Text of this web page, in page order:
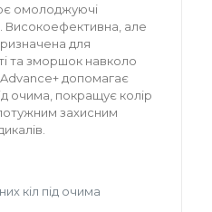
омолоджуючі
Високоефективна, але
для
та зморшок навколо
допомагає
очима, покращує колір
захисним
кіл під очима